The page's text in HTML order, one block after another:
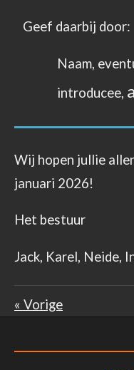
Geef daarbij door:
Naam,
introducee,
Wij hopen jullie
januari 2026!
Het bestuur
Jack, Karel, Neide,
« Vorige